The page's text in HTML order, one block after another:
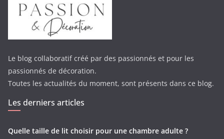
Le blog collaboratif créé par des passionnés et pour les
passionnés de décoration.
Toutes les actualités du moment, sont présents dans ce blog.
Les derniers articles
Quelle taille de lit choisir pour une chambre adulte ?